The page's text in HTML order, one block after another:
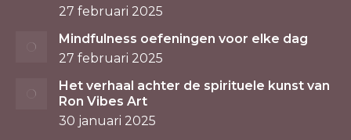
27 februari 2025
Mindfulness oefeningen voor elke dag
27 februari 2025
Het verhaal achter de spirituele kunst van
Ron Vibes Art
30 januari 2025